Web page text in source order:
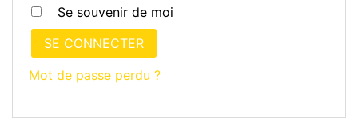
Se souvenir de moi
SE CONNECTER
Mot de passe perdu ?